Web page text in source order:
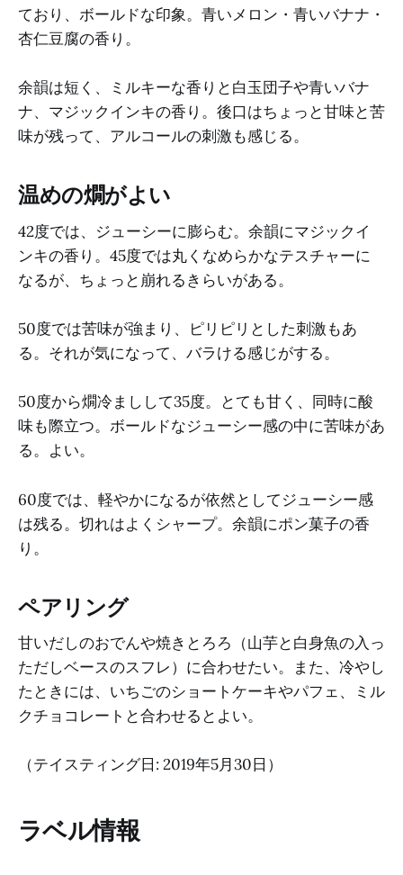
ており、ボールドな印象。青いメロン・青いバナナ・
杏仁豆腐の香り。
余韻は短く、ミルキーな香りと白玉団子や青いバナ
ナ、マジックインキの香り。後口はちょっと甘味と苦
味が残って、アルコールの刺激も感じる。
温めの燗がよい
42度では、ジューシーに膨らむ。余韻にマジックイ
ンキの香り。45度では丸くなめらかなテスチャーに
なるが、ちょっと崩れるきらいがある。
50度では苦味が強まり、ピリピリとした刺激もあ
る。それが気になって、バラける感じがする。
50度から燗冷ましして35度。とても甘く、同時に酸
味も際立つ。ボールドなジューシー感の中に苦味があ
る。よい。
60度では、軽やかになるが依然としてジューシー感
は残る。切れはよくシャープ。余韻にポン菓子の香
り。
ペアリング
甘いだしのおでんや焼きとろろ（山芋と白身魚の入っ
ただしベースのスフレ）に合わせたい。また、冷やし
たときには、いちごのショートケーキやパフェ、ミル
クチョコレートと合わせるとよい。
（テイスティング日: 2019年5月30日）
ラベル情報